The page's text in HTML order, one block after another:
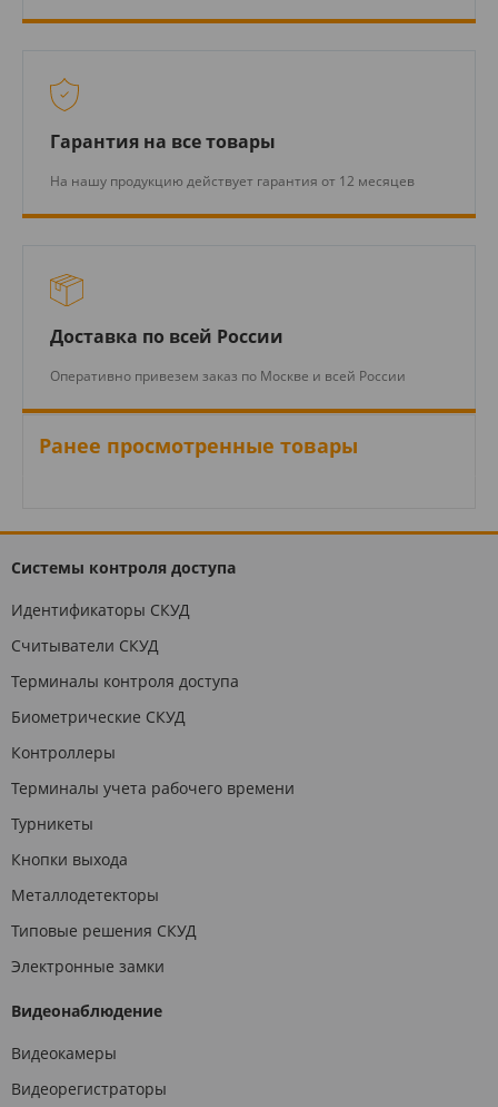
Гарантия на все товары
На нашу продукцию действует гарантия от 12 месяцев
Доставка по всей России
Оперативно привезем заказ по Москве и всей России
Ранее просмотренные товары
Системы контроля доступа
Идентификаторы СКУД
Считыватели СКУД
Терминалы контроля доступа
Биометрические СКУД
Контроллеры
Терминалы учета рабочего времени
Турникеты
Кнопки выхода
Металлодетекторы
Типовые решения СКУД
Электронные замки
Видеонаблюдение
Видеокамеры
Видеорегистраторы